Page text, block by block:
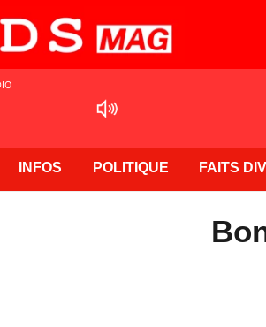
INFOS POLITIQUE FAITS